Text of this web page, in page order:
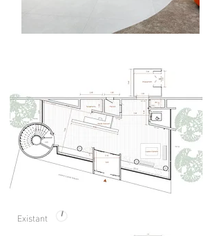
Existant